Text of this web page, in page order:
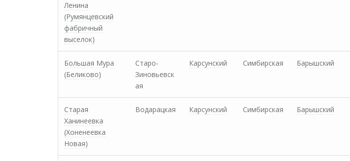
Ленина
(Румянцевский
фабричный
выселок)
Большая Мура
(Беликово)
Старо-
Зиновьевск
ая
Карсунский Симбирская Барышский
Старая
Ханинеевка
(Хоненеевка
Новая)
Водарацкая Карсунский Симбирская Барышский